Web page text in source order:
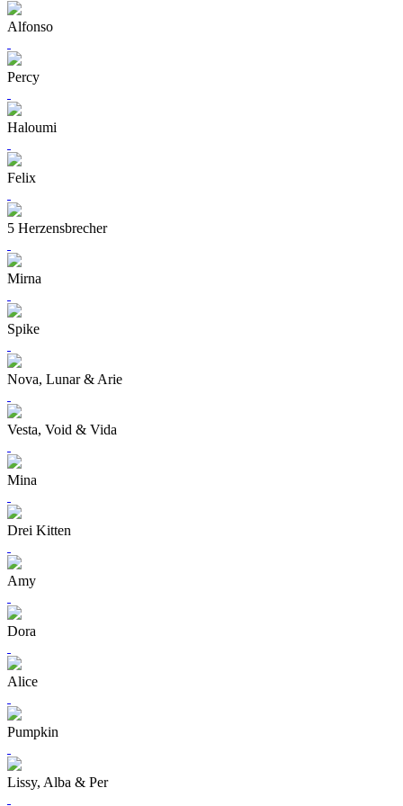
Alfonso
Percy
Haloumi
Felix
5 Herzensbrecher
Mirna
Spike
Nova, Lunar & Arie
Vesta, Void & Vida
Mina
Drei Kitten
Amy
Dora
Alice
Pumpkin
Lissy, Alba & Per